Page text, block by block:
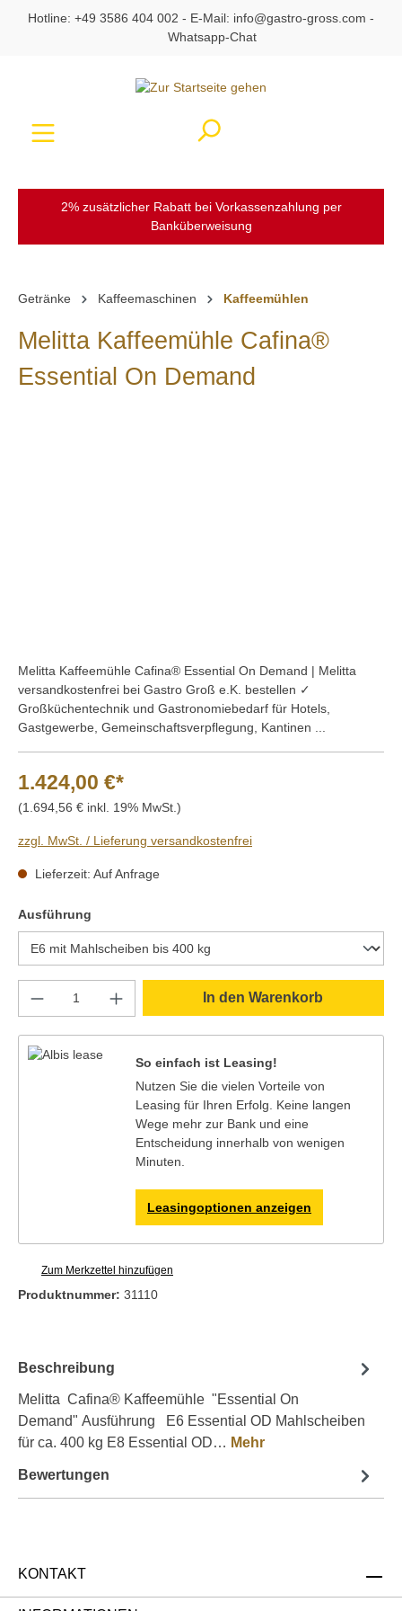
springen
Hotline: +49 3586 404 002 - E-Mail: info@gastro-gross.com -
Whatsapp-Chat
2% zusätzlicher Rabatt bei Vorkassenzahlung per
Banküberweisung
Getränke Kaffeemaschinen Kaffeemühlen
Melitta Kaffeemühle Cafina®
Essential On Demand
Melitta Kaffeemühle Cafina® Essential On Demand | Melitta
versandkostenfrei bei Gastro Groß e.K. bestellen ✓
Großküchentechnik und Gastronomiebedarf für Hotels,
Gastgewerbe, Gemeinschaftsverpflegung, Kantinen ...
1.424,00 €*
(1.694,56 € inkl. 19% MwSt.)
zzgl. MwSt. / Lieferung versandkostenfrei
Lieferzeit: Auf Anfrage
Ausführung
Produkt Anzahl: Gib den gewünschten
In den Warenkorb
So einfach ist Leasing!
Nutzen Sie die vielen Vorteile von
Leasing für Ihren Erfolg. Keine langen
Wege mehr zur Bank und eine
Entscheidung innerhalb von wenigen
Minuten.
Leasingoptionen anzeigen
Zum Merkzettel hinzufügen
Produktnummer: 31110
Beschreibung
Melitta Cafina® Kaffeemühle "Essential On
Demand" Ausführung E6 Essential OD Mahlscheiben
für ca. 400 kg E8 Essential OD… Mehr
Bewertungen
KONTAKT